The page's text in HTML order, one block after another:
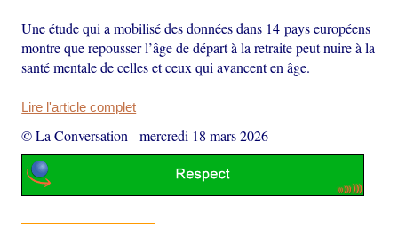
Une étude qui a mobilisé des données dans 14 pays européens
montre que repousser l’âge de départ à la retraite peut nuire à la
santé mentale de celles et ceux qui avancent en âge.
Lire l'article complet
© La Conversation -mercredi 18 mars 2026